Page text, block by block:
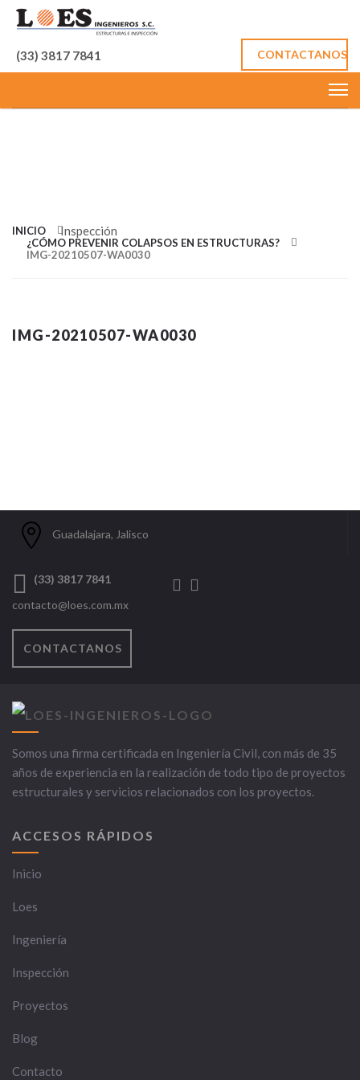
(33) 3817 7841 CONTACTANOS
INICIO Inspección
¿CÓMO PREVENIR COLAPSOS EN ESTRUCTURAS?
IMG-20210507-WA0030
IMG-20210507-WA0030
Guadalajara, Jalisco
(33) 3817 7841
contacto@loes.com.mx
CONTACTANOS
Somos una firma certificada en Ingeniería Civil, con más de 35
años de experiencia en la realización de todo tipo de proyectos
estructurales y servicios relacionados con los proyectos.
ACCESOS RÁPIDOS
Inicio
Loes
Ingeniería
Inspección
Proyectos
Blog
Contacto